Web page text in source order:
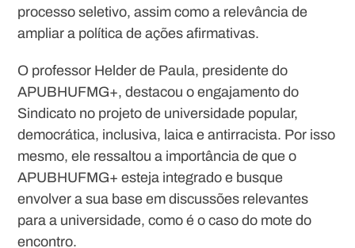
processo seletivo, assim como a relevância de
ampliar a política de ações afirmativas.
O professor Helder de Paula, presidente do
APUBHUFMG+, destacou o engajamento do
Sindicato no projeto de universidade popular,
democrática, inclusiva, laica e antirracista. Por isso
mesmo, ele ressaltou a importância de que o
APUBHUFMG+ esteja integrado e busque
envolver a sua base em discussões relevantes
para a universidade, como é o caso do mote do
encontro.